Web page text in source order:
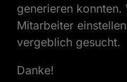
generieren
Mitarbeiter
vergeblich gesucht.
Danke!